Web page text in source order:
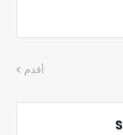
أقدم